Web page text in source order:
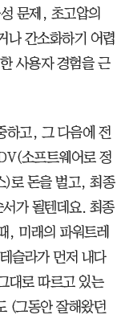
문제, 초고압의
나 간소화하기 어렵
사용자 경험을 근
하고, 그 다음에 전
소프트웨어로 정
)로 돈을 벌고, 최종
가 될텐데요. 최종
, 미래의 파워트레
슬라가 먼저 내다
대로 따르고 있는
(그동안 잘해왔던